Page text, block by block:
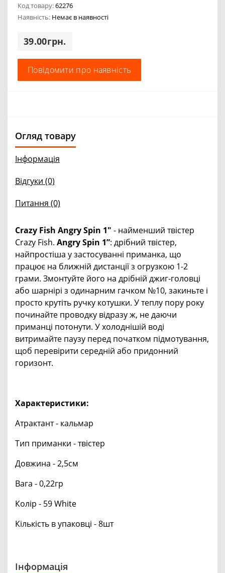
Код товару:62276
Наявність: Немає в наявності
39.00грн.
Повідомити про наявність
Огляд товару
Інформація
Відгуки (0)
Питання (0)
Crazy Fish Angry Spin 1" - найменший твістер
Crazy Fish. Angry Spin 1”: дрібний твістер,
найпростіша у застосуванні приманка, що
працює на ближній дистанції з огрузкою 1-2
грами. Змонтуйте його на дрібній джиг-головці
або шарнірі з одинарним гачком №10, закиньте і
просто крутіть ручку котушки. У теплу пору року
починайте проводку відразу ж, не даючи
приманці потонути. У холоднішій воді
витримайте паузу перед початком підмотування,
щоб перевірити середній або придонний
горизонт.
Характеристики:
Атрактант - кальмар
Тип приманки - твістер
Довжина - 2,5см
Вага - 0,22гр
Колір - 59 White
Кількість в упаковці - 8шт
Інформація